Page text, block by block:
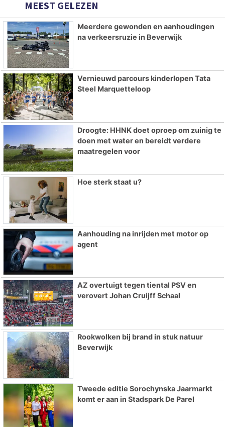
MEEST GELEZEN
Meerdere gewonden en aanhoudingen
na verkeersruzie in Beverwijk
Vernieuwd parcours kinderlopen Tata
Steel Marquetteloop
Droogte: HHNK doet oproep om zuinig te
doen met water en bereidt verdere
maatregelen voor
Hoe sterk staat u?
Aanhouding na inrijden met motor op
agent
AZ overtuigt tegen tiental PSV en
verovert Johan Cruijff Schaal
Rookwolken bij brand in stuk natuur
Beverwijk
Tweede editie Sorochynska Jaarmarkt
komt er aan in Stadspark De Parel